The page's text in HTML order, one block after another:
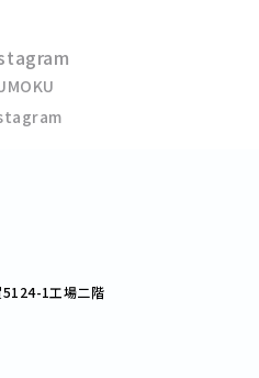
1工場二階